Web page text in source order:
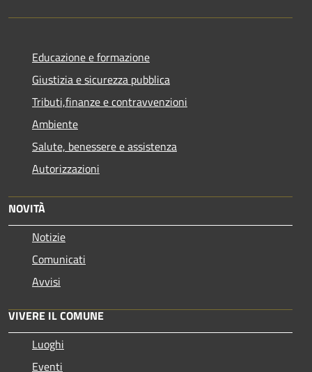
Educazione e formazione
Giustizia e sicurezza pubblica
Tributi,finanze e contravvenzioni
Ambiente
Salute, benessere e assistenza
Autorizzazioni
NOVITÀ
Notizie
Comunicati
Avvisi
VIVERE IL COMUNE
Luoghi
Eventi